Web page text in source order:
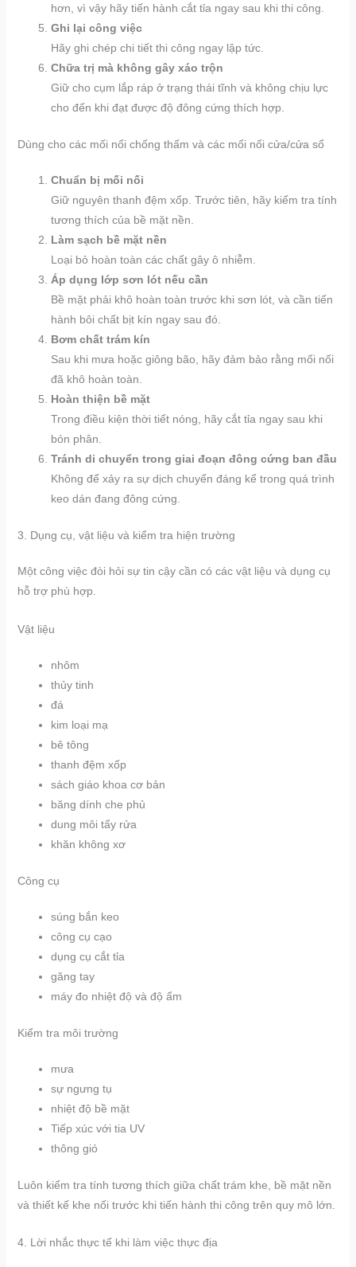
hơn, vì vậy hãy tiến hành cắt tỉa ngay sau khi thi công.
Ghi lại công việc
Hãy ghi chép chi tiết thi công ngay lập tức.
Chữa trị mà không gây xáo trộn
Giữ cho cụm lắp ráp ở trạng thái tĩnh và không chịu lực
cho đến khi đạt được độ đông cứng thích hợp.
Dùng cho các mối nối chống thấm và các mối nối cửa/cửa sổ
Chuẩn bị mối nối
Giữ nguyên thanh đệm xốp. Trước tiên, hãy kiểm tra tính
tương thích của bề mặt nền.
Làm sạch bề mặt nền
Loại bỏ hoàn toàn các chất gây ô nhiễm.
Áp dụng lớp sơn lót nếu cần
Bề mặt phải khô hoàn toàn trước khi sơn lót, và cần tiến
hành bôi chất bịt kín ngay sau đó.
Bơm chất trám kín
Sau khi mưa hoặc giông bão, hãy đảm bảo rằng mối nối
đã khô hoàn toàn.
Hoàn thiện bề mặt
Trong điều kiện thời tiết nóng, hãy cắt tỉa ngay sau khi
bón phân.
Tránh di chuyển trong giai đoạn đông cứng ban đầu
Không để xảy ra sự dịch chuyển đáng kể trong quá trình
keo dán đang đông cứng.
3. Dụng cụ, vật liệu và kiểm tra hiện trường
Một công việc đòi hỏi sự tin cậy cần có các vật liệu và dụng cụ
hỗ trợ phù hợp.
Vật liệu
nhôm
thủy tinh
đá
kim loại mạ
bê tông
thanh đệm xốp
sách giáo khoa cơ bản
băng dính che phủ
dung môi tẩy rửa
khăn không xơ
Công cụ
súng bắn keo
công cụ cạo
dụng cụ cắt tỉa
găng tay
máy đo nhiệt độ và độ ẩm
Kiểm tra môi trường
mưa
sự ngưng tụ
nhiệt độ bề mặt
Tiếp xúc với tia UV
thông gió
Luôn kiểm tra tính tương thích giữa chất trám khe, bề mặt nền
và thiết kế khe nối trước khi tiến hành thi công trên quy mô lớn.
4. Lời nhắc thực tế khi làm việc thực địa